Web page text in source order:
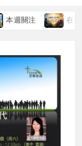
關注 在變局